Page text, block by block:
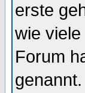
erste
wie
Forum